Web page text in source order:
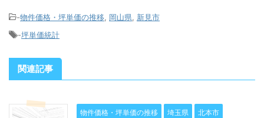
-物件価格・坪単価の推移 岡山県
新見市
-坪単価統計
関連記事
物件価格・坪単価の推移 埼玉県 北本市